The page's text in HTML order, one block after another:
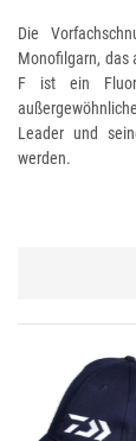
Die
Monofilgarn, das
F ist ein
Leader und
werden.